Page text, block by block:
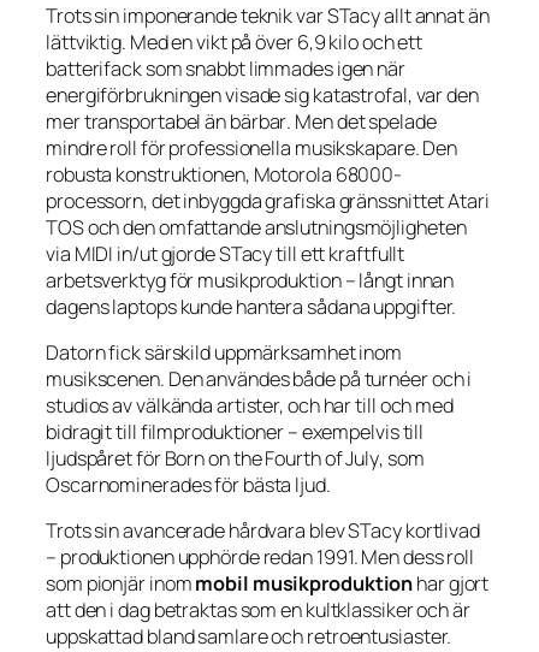
Trots sin imponerande teknik var STacy allt annat än
lättviktig. Med en vikt på över 6,9 kilo och ett
batterifack som snabbt limmades igen när
energiförbrukningen visade sig katastrofal, var den
mertransportabelänbärbar. Men det spelade
mindre roll för professionella musikskapare. Den
robusta konstruktionen, Motorola 68000-
processorn, det inbyggda grafiska gränssnittet Atari
TOS och den omfattande anslutningsmöjligheten
via MIDI in/ut gjorde STacy till ett kraftfullt
arbetsverktyg för musikproduktion – långt innan
dagens laptops kunde hantera sådana uppgifter.
Datorn fick särskild uppmärksamhet inom
musikscenen. Den användes både på turnéer och i
studios av välkända artister, och har till och med
bidragit till filmproduktioner – exempelvis till
ljudspåret förBorn on the Fourth of July, som
Oscarnominerades för bästa ljud.
Trots sin avancerade hårdvara blev STacy kortlivad
– produktionen upphörde redan 1991. Men dess roll
som pionjär inommobil musikproduktionhar gjort
att den i dag betraktas som en kultklassiker och är
uppskattad bland samlare och retroentusiaster.